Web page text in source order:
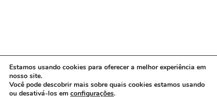
Estamos usando cookies para oferecer a melhor experiência em
nosso site.
Você pode descobrir mais sobre quais cookies estamos usando
ou desativá-los em configurações.